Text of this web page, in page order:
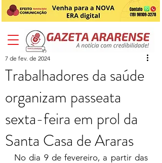
Trabalhadores da saúde
organizam passeata
sexta-feira em prol da
Santa Casa de Araras
7 de fev. de 2024
No dia 9 de fevereiro, a partir das